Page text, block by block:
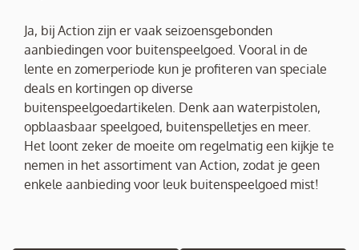
Ja, bij Action zijn er vaak seizoensgebonden
aanbiedingen voor buitenspeelgoed. Vooral in de
lente en zomerperiode kun je profiteren van speciale
deals en kortingen op diverse
buitenspeelgoedartikelen. Denk aan waterpistolen,
opblaasbaar speelgoed, buitenspelletjes en meer.
Het loont zeker de moeite om regelmatig een kijkje te
nemen in het assortiment van Action, zodat je geen
enkele aanbieding voor leuk buitenspeelgoed mist!